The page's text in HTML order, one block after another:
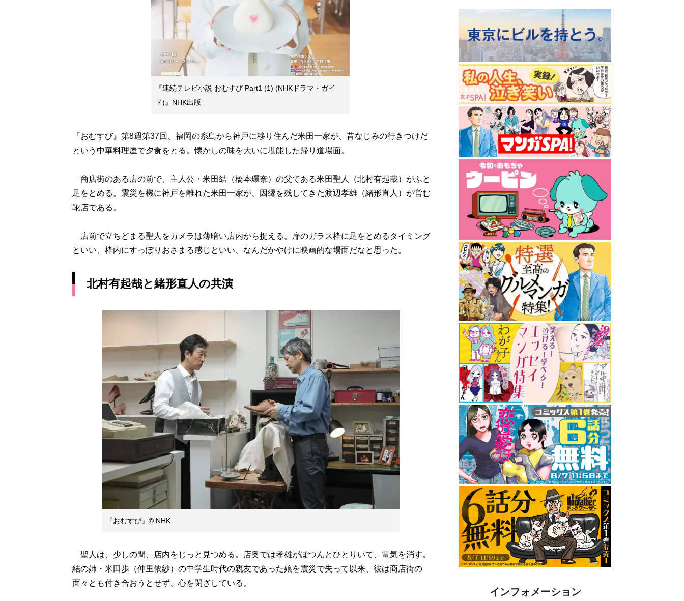
『連続テレビ小説 おむすび Part1 (1) (NHKドラマ・ガイ
ド)』NHK出版
『おむすび』第8週第37回、福岡の糸島から神戸に移り住んだ米田一家が、昔なじみの行きつけだ
という中華料理屋で夕食をとる。懐かしの味を大いに堪能した帰り道場面。
商店街のある店の前で、主人公・米田結（橋本環奈）の父である米田聖人（北村有起哉）がふと
足をとめる。震災を機に神戸を離れた米田一家が、因縁を残してきた渡辺孝雄（緒形直人）が営む
靴店である。
店前で立ちどまる聖人をカメラは薄暗い店内から捉える。扉のガラス枠に足をとめるタイミング
といい、枠内にすっぽりおさまる感じといい、なんだかやけに映画的な場面だなと思った。
北村有起哉と緒形直人の共演
『おむすび』© NHK
聖人は、少しの間、店内をじっと見つめる。店奥では孝雄がぽつんとひとりいて、電気を消す。
結の姉・米田歩（仲里依紗）の中学生時代の親友であった娘を震災で失って以来、彼は商店街の
面々とも付き合おうとせず、心を閉ざしている。
インフォメーション